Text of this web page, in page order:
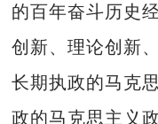
的百年奋斗历史
创新、理论创新
长期执政的马克
政的马克思主义